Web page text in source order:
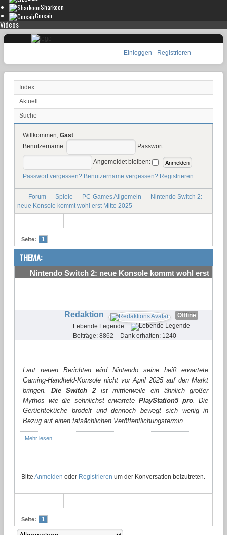
Sharkoon
Corsair
Videos
Einloggen Registrieren
Index
Aktuell
Suche
Willkommen, Gast
Benutzername:
Passwort:
Angemeldet bleiben:
Passwort vergessen? Benutzername vergessen? Registrieren
Forum Spiele PC-Games Allgemein
Nintendo Switch 2:
neue Konsole kommt wohl erst Mitte 2025
Seite: 1
THEMA:
Nintendo Switch 2: neue Konsole kommt wohl erst
Redaktion
Offline
Lebende Legende
Beiträge: 8862
Dank erhalten: 1240
Laut neuen Berichten wird Nintendo seine heiß erwartete
Gaming-Handheld-Konsole nicht vor April 2025 auf den Markt
bringen. Die Switch 2 ist mittlerweile ein ähnlich großer
Mythos wie die sehnlichst erwartetePlayStation5 pro. Die
Gerüchteküche brodelt und dennoch bewegt sich wenig in
Bezug auf einen tatsächlichen Veröffentlichungstermin.
Mehr lesen...
Bitte Anmelden oder Registrieren um der Konversation beizutreten.
Seite: 1